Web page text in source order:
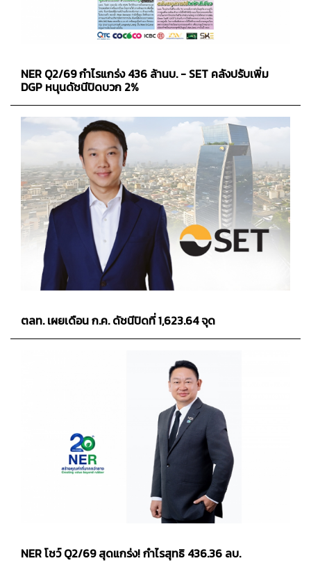
NER Q2/69 กำไรแกร่ง 436 ล้านบ. - SET คลังปรับเพิ่ม
DGP หนุนดัชนีปิดบวก 2%
ตลท. เผยเดือน ก.ค. ดัชนีปิดที่ 1,623.64 จุด
NER โชว์ Q2/69 สุดแกร่ง! กำไรสุทธิ 436.36 ลบ.